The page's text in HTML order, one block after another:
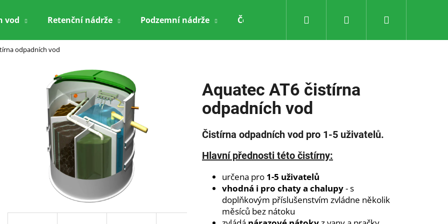
vod Retenční nádrže Podzemní nádrže Čerpací technika Servis Výroba
Přihlášení
odpadních vod
Aquatec AT6 čistírna
odpadních vod
Čistírna odpadních vod pro 1-5 uživatelů.
Hlavní přednosti této čistírny:
určena pro 1-5 uživatelů
vhodná i pro chaty a chalupy- s
doplňkovým příslušenstvím zvládne několik
měsíců bez nátoku
Co potřebujete najít?
HLEDAT
Doporučujeme